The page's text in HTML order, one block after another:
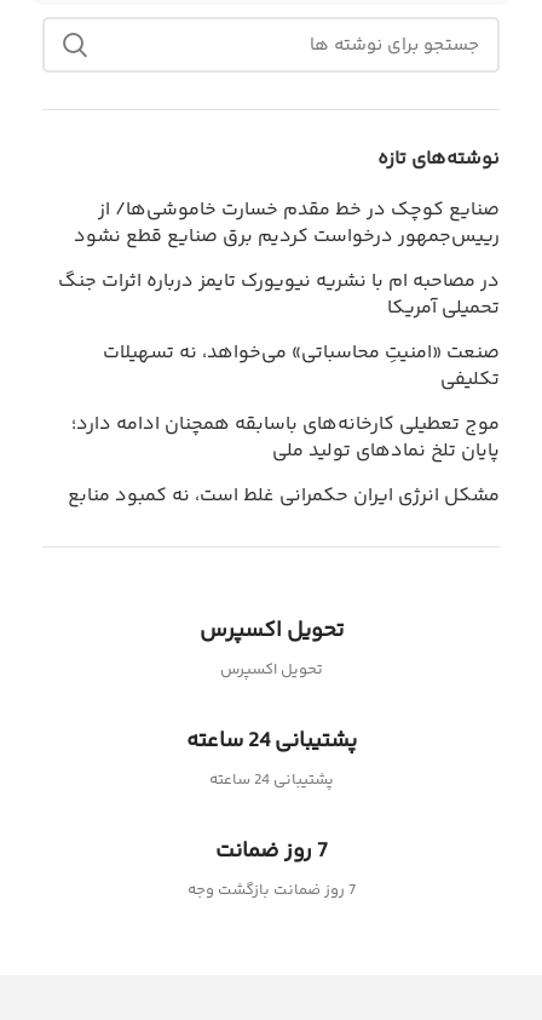
نوشته‌های تازه
صنایع کوچک در خط مقدم خسارت خاموشی‌ها/ از
رییس‌جمهور درخواست کردیم برق صنایع قطع نشود
در مصاحبه ام با نشریه نیویورک تایمز درباره اثرات جنگ
تحمیلی آمریکا
صنعت «امنیتِ محاسباتی» می‌خواهد، نه تسهیلات
تکلیفی
موج تعطیلی کارخانه‌های باسابقه همچنان ادامه دارد؛
پایان تلخ نمادهای تولید ملی
مشکل انرژی ایران حکمرانی غلط است، نه کمبود منابع
تحویل اکسپرس
تحویل اکسپرس
پشتیبانی 24 ساعته
پشتیبانی 24 ساعته
7 روز ضمانت
7 روز ضمانت بازگشت وجه